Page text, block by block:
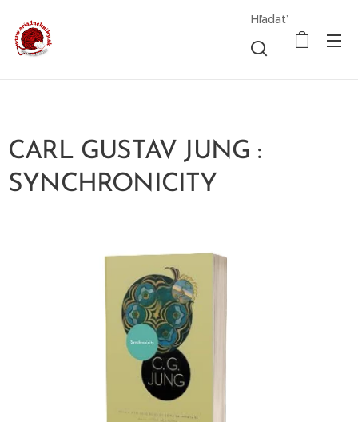
Hľadať
CARL GUSTAV JUNG :
SYNCHRONICITY